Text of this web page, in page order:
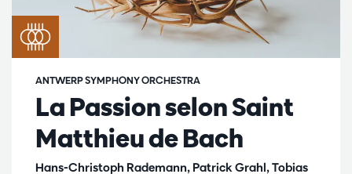
La Passion selon Saint
Matthieu de Bach
Hans-Christoph Rademann, Patrick Grahl, Tobias
ANTWERP SYMPHONY ORCHESTRA